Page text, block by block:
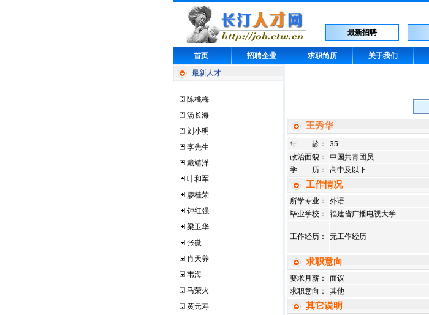
最新招聘
首页 招聘企业 求职简历 关于我们
最新人才
陈桃梅
汤长海
刘小明
李先生
戴靖洋
叶和军
廖桂荣
钟红强
梁卫华
张微
肖天养
韦海
马荣火
黄元寿
王秀华
年 龄： 35
政治面貌：
中国共青团员
学 历：
高中及以下
工作情况
所学专业： 外语
毕业学校：
福建省广播电视大学
工作经历： 无工作经历
求职意向
要求月薪： 面议
求职意向：
其他
其它说明